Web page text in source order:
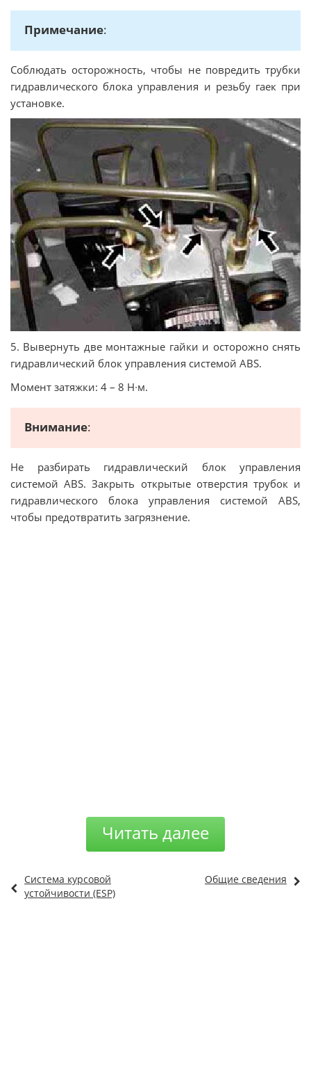
Примечание:
Соблюдать осторожность, чтобы не повредить трубки
гидравлического блока управления и резьбу гаек при
установке.
5. Вывернуть две монтажные гайки и осторожно снять
гидравлический блок управления системой ABS.
Момент затяжки: 4 – 8 Н∙м.
Внимание:
Не разбирать гидравлический блок управления
системой ABS. Закрыть открытые отверстия трубок и
гидравлического блока управления системой ABS,
чтобы предотвратить загрязнение.
Читать далее
Система курсовой
устойчивости (ESP)
Общие сведения